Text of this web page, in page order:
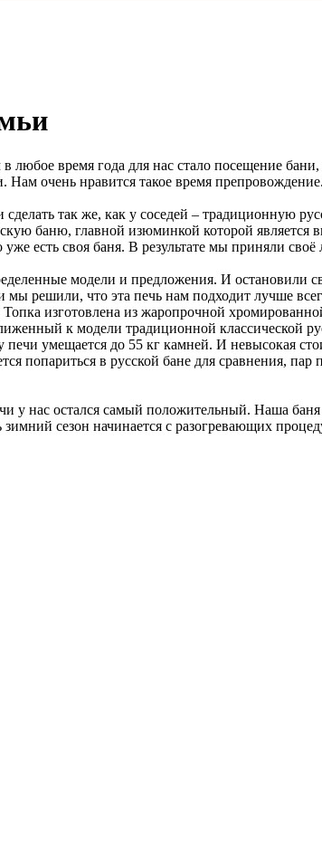
время года для нас стало посещение бани,
очень нравится такое время
так же, как у соседей – традиционную
баню, главной изюминкой которой
есть своя баня. В результате мы приняли своё
модели и предложения. И остановили
решили, что эта печь нам подходит лучше
изготовлена из жаропрочной
к модели традиционной классической
умещается до 55 кг камней. И невысокая
попариться в русской бане для сравнения,
нас остался самый положительный. Наша
сезон начинается с разогревающих